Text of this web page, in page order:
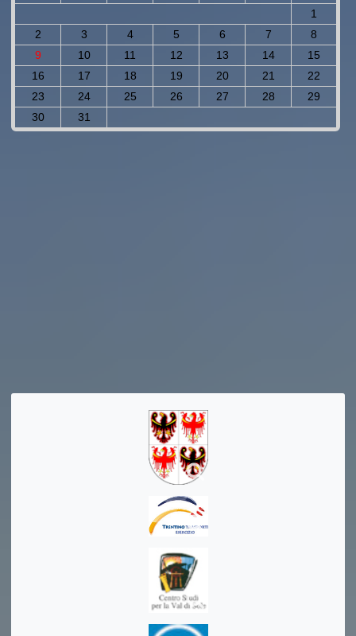
1
2
3 4 5 6 7
8
9
10 11 12 13 14
15
16
17 18 19 20 21
22
23
24 25 26 27 28
29
30
31